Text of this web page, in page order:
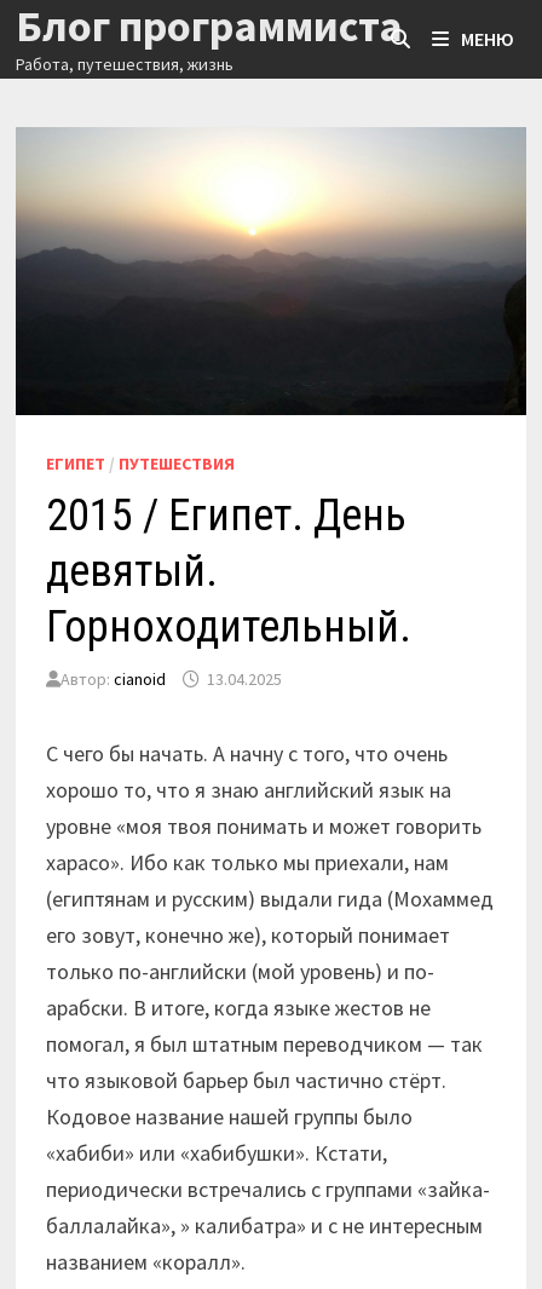
Перейти
содержимому
Блог программиста
Работа, путешествия, жизнь
МЕНЮ
ЕГИПЕТ / ПУТЕШЕСТВИЯ
2015 / Египет. День
девятый.
Горноходительный.
Автор: cianoid 13.04.2025
С чего бы начать. А начну с того, что очень
хорошо то, что я знаю английский язык на
уровне «моя твоя понимать и может говорить
харасо». Ибо как только мы приехали, нам
(египтянам и русским) выдали гида (Мохаммед
его зовут, конечно же), который понимает
только по-английски (мой уровень) и по-
арабски. В итоге, когда языке жестов не
помогал, я был штатным переводчиком — так
что языковой барьер был частично стёрт.
Кодовое название нашей группы было
«хабиби» или «хабибушки». Кстати,
периодически встречались с группами «зайка-
баллалайка», » калибатра» и с не интересным
названием «коралл».